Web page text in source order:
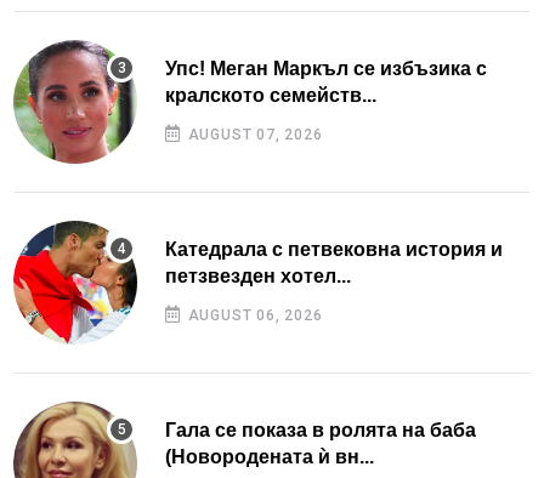
Упс! Меган Маркъл се избъзика с
кралското семейств...
AUGUST 07, 2026
Катедрала с петвековна история и
петзвезден хотел...
AUGUST 06, 2026
Гала се показа в ролята на баба
(Новородената ѝ вн...